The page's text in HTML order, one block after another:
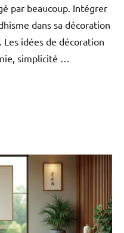
par beaucoup. Intégrer
dans sa décoration
idées de décoration
simplicité …